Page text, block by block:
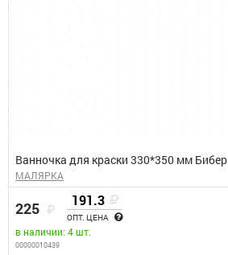
Ванночка для краски 330*350 мм Бибер
МАЛЯРКА
225 191.3
ОПТ. ЦЕНА
в наличии: 4 шт.
00000010439